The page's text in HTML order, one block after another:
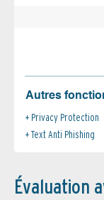
Autres
Privacy Protection
Text Anti Phishing
Évaluation